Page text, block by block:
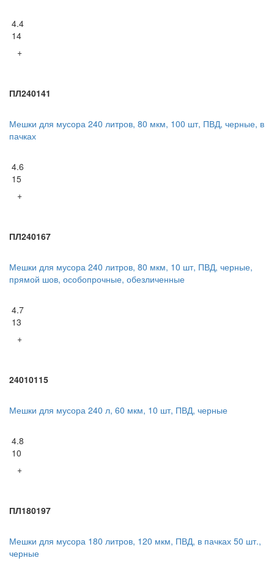
4.4
14
+
ПЛ240141
Мешки для мусора 240 литров, 80 мкм, 100 шт, ПВД, черные, в
пачках
4.6
15
+
ПЛ240167
Мешки для мусора 240 литров, 80 мкм, 10 шт, ПВД, черные,
прямой шов, особопрочные, обезличенные
4.7
13
+
24010115
Мешки для мусора 240 л, 60 мкм, 10 шт, ПВД, черные
4.8
10
+
ПЛ180197
Мешки для мусора 180 литров, 120 мкм, ПВД, в пачках 50 шт.,
черные